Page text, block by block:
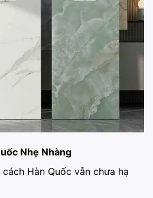
Nhẹ Nhàng
Hàn Quốc vẫn chưa hạ